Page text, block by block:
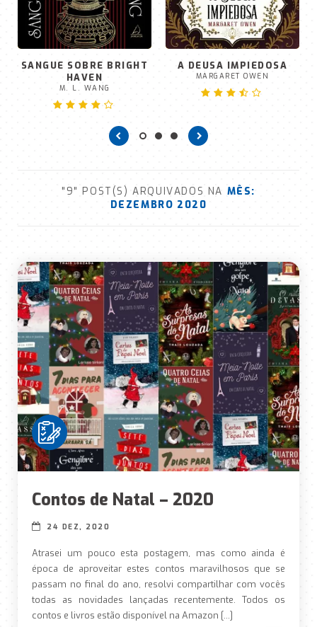
SANGUE SOBRE BRIGHT
HAVEN
M. L. WANG
A DEUSA IMPIEDOSA
MARGARET OWEN
"9" POST(S) ARQUIVADOS NA MÊS:
DEZEMBRO 2020
Contos de Natal – 2020
24 DEZ, 2020
Atrasei um pouco esta postagem, mas como ainda é
época de aproveitar estes contos maravilhosos que se
passam no final do ano, resolvi compartilhar com vocês
todas as novidades lançadas recentemente. Todos os
contos e livros estão disponível na Amazon […]